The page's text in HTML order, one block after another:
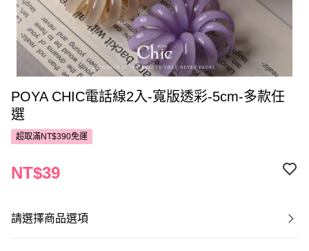
POYA CHIC電話線2入-寬版透彩-5cm-多款任
選
超取滿NT$390免運
NT$39
請選擇商品選項